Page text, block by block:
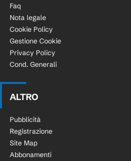
Faq
Nota legale
Cookie Policy
Gestione Cookie
Privacy Policy
Cond. Generali
ALTRO
Pubblicità
Registrazione
Site Map
Abbonamenti